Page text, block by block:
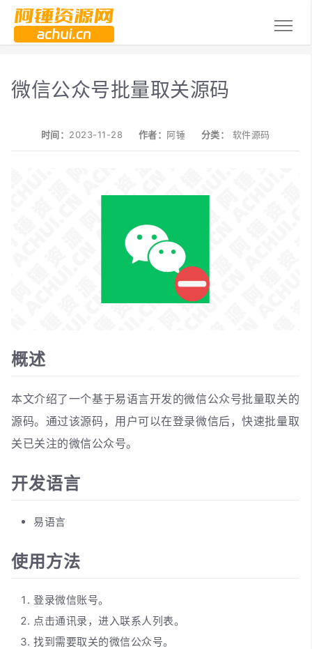
微信公众号批量取关源码
时间： 2023-11-28 作者： 阿锤 分类： 软件源码
概述
本文介绍了一个基于易语言开发的微信公众号批量取关的
源码。通过该源码，用户可以在登录微信后，快速批量取
关已关注的微信公众号。
开发语言
易语言
使用方法
登录微信账号。
点击通讯录，进入联系人列表。
找到需要取关的微信公众号。